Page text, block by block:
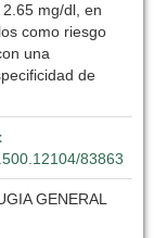
mg/dl, en
como riesgo
una
de
83863
GENERAL